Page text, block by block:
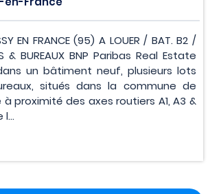
EN FRANCE (95) A LOUER / BAT. B2 /
& BUREAUX BNP Paribas Real Estate
un bâtiment neuf, plusieurs lots
situés dans la commune de
à proximité des axes routiers A1, A3 &
l...